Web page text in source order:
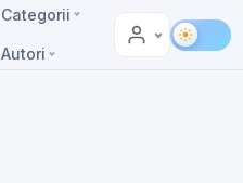
Categorii
Autori